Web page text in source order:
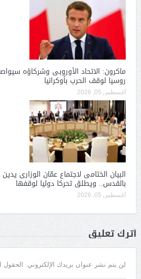
ماكرون: الاتحاد الأوروبى وشركاؤه
روسيا لوقف الحرب بأوكرانيا
أغسطس 05, 2026
البيان الختامى لاجتماع عمّان الوزارى يدين
بالقدس.. ويطلق تحركا دوليا لوقفها
أغسطس 05, 2026
أترك تعليق
لن يتم نشر عنوان بريدك الإلكتروني. الحقول